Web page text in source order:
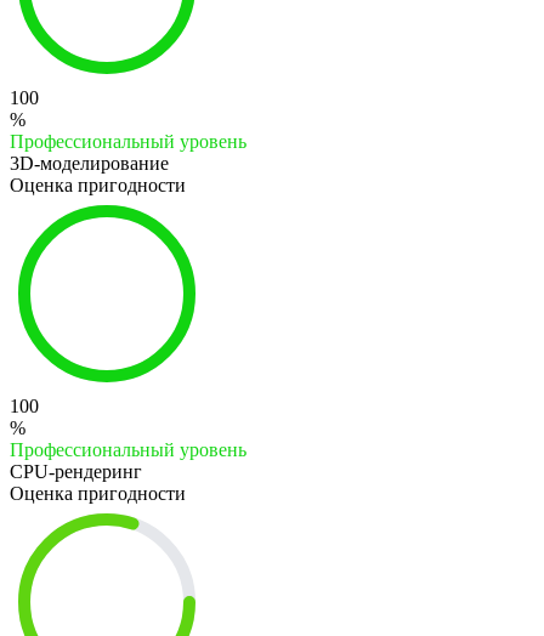
100
%
Профессиональный уровень
3D-моделирование
Оценка пригодности
100
%
Профессиональный уровень
CPU-рендеринг
Оценка пригодности